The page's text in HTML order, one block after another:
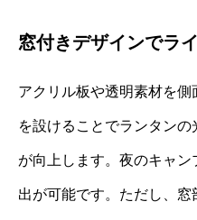
窓付きデザインでラ
アクリル板や透明素材を
を設けることでランタン
が向上します。夜のキャ
出が可能です。ただし、